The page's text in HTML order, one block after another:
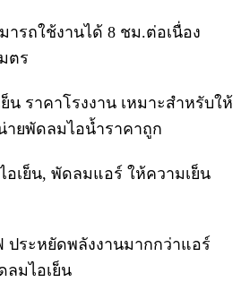
รถใช้งานได้ 8 ชม.ต่อเนื่อง
ตร
ราคาโรงงาน เหมาะสำหรับให้
ายพัดลมไอน้ำราคาถูก
เย็น, พัดลมแอร์ ให้ความเย็น
ระหยัดพลังงานมากกว่าแอร์
ลมไอเย็น